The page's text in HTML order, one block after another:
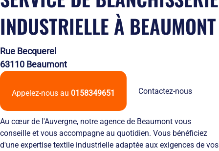
domicile
de
travail
L’engagement
de
textile
équipements
de
Netexial
quelques
chiffres
Nous
rejoindre
Nos
nous
confiance
RSE
locales
service
Solutions
stockage
Tapis
Fontaines
à
Salles
INDUSTRIELLE À BEAUMONT
Rue Becquerel
63110 Beaumont
Appelez-nous au 0158349651 Contactez-nous
Au cœur de l'Auvergne, notre agence de Beaumont vous
conseille et vous accompagne au quotidien. Vous bénéficiez
d'une expertise textile industrielle adaptée aux exigences de vos